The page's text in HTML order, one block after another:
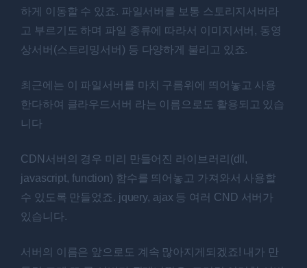
하게 이동할 수 있죠. 파일서버를 보통 스토리지서버라
고 부르기도 하며 파일 종류에 따라서 이미지서버, 동영
상서버(스트리밍서버) 등 다양하게 불리고 있죠.
최근에는 이 파일서버를 마치 구름위에 띄어놓고 사용
한다하여 클라우드서버 라는 이름으로도 활용되고 있습
니다
CDN서버의 경우 미리 만들어진 라이브러리(dll,
javascript, function) 함수를 띄어놓고 가져와서 사용할
수 있도록 만들었죠. jquery, ajax 등 여러 CND 서버가
있습니다.
서버의 이름은 앞으로도 계속 많아지게되겠죠! 내가 만